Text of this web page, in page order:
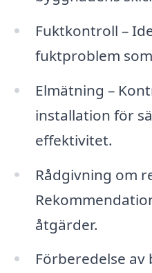
Fuktkontroll –
fuktproblem
Elmätning –
installation för
effektivitet.
Rådgivning om
åtgärder.
Förberedelse